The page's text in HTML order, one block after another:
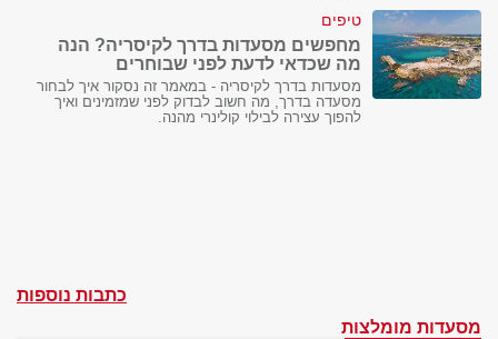
טיפים
מחפשים מסעדות בדרך לקיסריה? הנה
מה שכדאי לדעת לפני שבוחרים
מסעדות בדרך לקיסריה - במאמר זה נסקור איך לבחור
מסעדה בדרך, מה חשוב לבדוק לפני שמזמינים ואיך
להפוך עצירה לבילוי קולינרי מהנה.
כתבות נוספות
מסעדות מומלצות